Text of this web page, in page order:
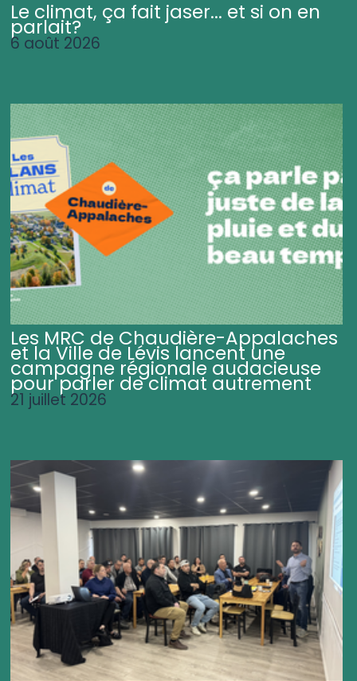
Le climat, ça fait jaser... et si on en
parlait?
6 août 2026
Les MRC de Chaudière-Appalaches
et la Ville de Lévis lancent une
campagne régionale audacieuse
pour parler de climat autrement
21 juillet 2026